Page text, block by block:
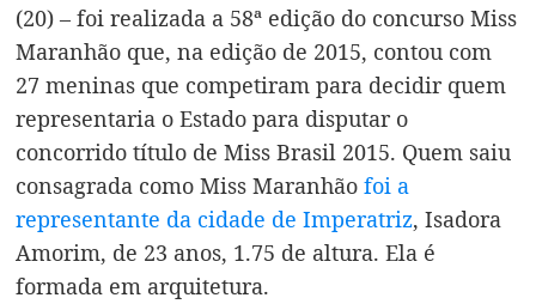
(20) – foi realizada a 58ª edição do concurso Miss
Maranhão que, na edição de 2015, contou com
27 meninas que competiram para decidir quem
representaria o Estado para disputar o
concorrido título de Miss Brasil 2015. Quem saiu
consagrada como Miss Maranhão foi a
representante da cidade de Imperatriz, Isadora
Amorim, de 23 anos, 1.75 de altura. Ela é
formada em arquitetura.